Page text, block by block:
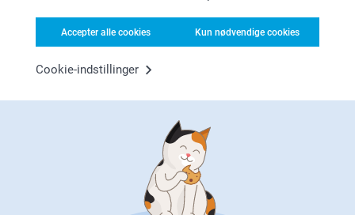
Accepter alle cookies Kun nødvendige cookies
Cookie-indstillinger
Leder du efter inspiration?
Førsteklasses kundeservice!